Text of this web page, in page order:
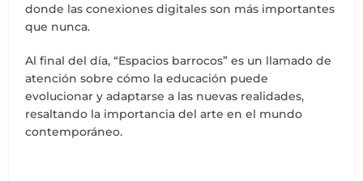
donde las conexiones digitales son más importantes
que nunca.
Al final del día, “Espacios barrocos” es un llamado de
atención sobre cómo la educación puede
evolucionar y adaptarse a las nuevas realidades,
resaltando la importancia del arte en el mundo
contemporáneo.